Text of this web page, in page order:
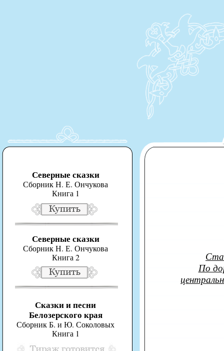
Северные сказки
Сборник Н. Е. Ончукова
Книга 1
Северные сказки
Сборник Н. Е. Ончукова
Книга 2
Сказки и песни
Белозерского края
Сборник Б. и Ю. Соколовых
Книга 1
По